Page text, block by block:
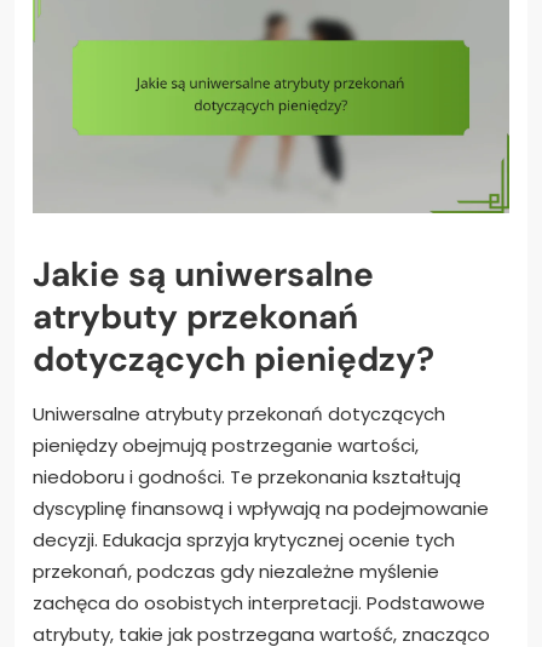
Jakie są uniwersalne
atrybuty przekonań
dotyczących pieniędzy?
Uniwersalne atrybuty przekonań dotyczących
pieniędzy obejmują postrzeganie wartości,
niedoboru i godności. Te przekonania kształtują
dyscyplinę finansową i wpływają na podejmowanie
decyzji. Edukacja sprzyja krytycznej ocenie tych
przekonań, podczas gdy niezależne myślenie
zachęca do osobistych interpretacji. Podstawowe
atrybuty, takie jak postrzegana wartość, znacząco